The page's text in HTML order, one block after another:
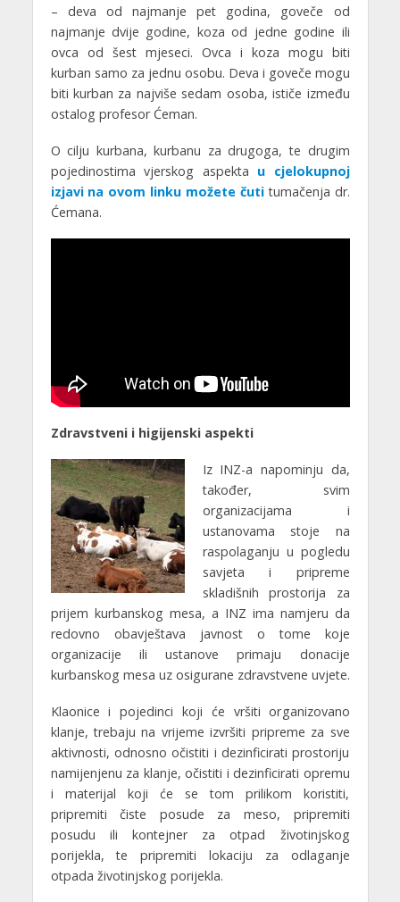
– deva od najmanje pet godina, goveče od
najmanje dvije godine, koza od jedne godine ili
ovca od šest mjeseci. Ovca i koza mogu biti
kurban samo za jednu osobu. Deva i goveče mogu
biti kurban za najviše sedam osoba, ističe između
ostalog profesor Ćeman.
O cilju kurbana, kurbanu za drugoga, te drugim
pojedinostima vjerskog aspekta u cjelokupnoj
izjavi na ovom linku možete čuti tumačenja dr.
Ćemana.
Zdravstveni i higijenski aspekti
Iz INZ-a napominju da,
također, svim
organizacijama i
ustanovama stoje na
raspolaganju u pogledu
savjeta i pripreme
skladišnih prostorija za
prijem kurbanskog mesa, a INZ ima namjeru da
redovno obavještava javnost o tome koje
organizacije ili ustanove primaju donacije
kurbanskog mesa uz osigurane zdravstvene uvjete.
Klaonice i pojedinci koji će vršiti organizovano
klanje, trebaju na vrijeme izvršiti pripreme za sve
aktivnosti, odnosno očistiti i dezinficirati prostoriju
namijenjenu za klanje, očistiti i dezinficirati opremu
i materijal koji će se tom prilikom koristiti,
pripremiti čiste posude za meso, pripremiti
posudu ili kontejner za otpad životinjskog
porijekla, te pripremiti lokaciju za odlaganje
otpada životinjskog porijekla.